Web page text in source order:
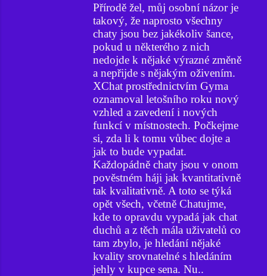
Přírodě žel, můj osobní názor je
takový, že naprosto všechny
chaty jsou bez jakékoliv šance,
pokud u některého z nich
nedojde k nějaké výrazné změně
a nepřijde s nějakým oživením.
XChat prostřednictvím Gyma
oznamoval letošního roku nový
vzhled a zavedení i nových
funkcí v místnostech. Počkejme
si, zda li k tomu vůbec dojte a
jak to bude vypadat.
Každopádně chaty jsou v onom
pověstném háji jak kvantitativně
tak kvalitativně. A toto se týká
opět všech, včetně Chatujme,
kde to opravdu vypadá jak chat
duchů a z těch mála uživatelů co
tam zbylo, je hledání nějaké
kvality srovnatelné s hledáním
jehly v kupce sena. Nu..